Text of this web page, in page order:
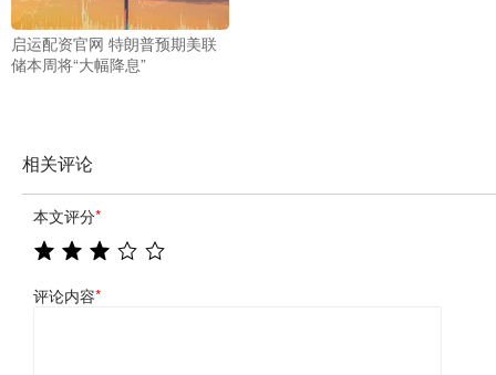
启运配资官网 特朗普预期美联
储本周将“大幅降息”
相关评论
本文评分*
评论内容*